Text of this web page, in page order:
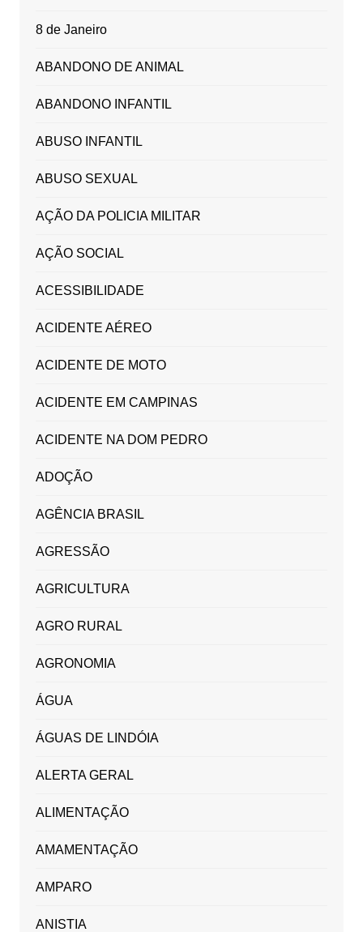
8 de Janeiro
ABANDONO DE ANIMAL
ABANDONO INFANTIL
ABUSO INFANTIL
ABUSO SEXUAL
AÇÃO DA POLICIA MILITAR
AÇÃO SOCIAL
ACESSIBILIDADE
ACIDENTE AÉREO
ACIDENTE DE MOTO
ACIDENTE EM CAMPINAS
ACIDENTE NA DOM PEDRO
ADOÇÃO
AGÊNCIA BRASIL
AGRESSÃO
AGRICULTURA
AGRO RURAL
AGRONOMIA
ÁGUA
ÁGUAS DE LINDÓIA
ALERTA GERAL
ALIMENTAÇÃO
AMAMENTAÇÃO
AMPARO
ANISTIA